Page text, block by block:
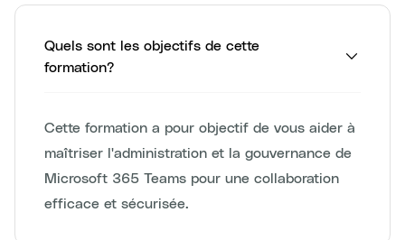
Quels sont les objectifs de cette
formation?
Cette formation a pour objectif de vous aider à
maîtriser l'administration et la gouvernance de
Microsoft 365 Teams pour une collaboration
efficace et sécurisée.